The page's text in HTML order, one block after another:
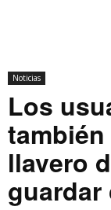
Noticias
Los
llavero
guardar